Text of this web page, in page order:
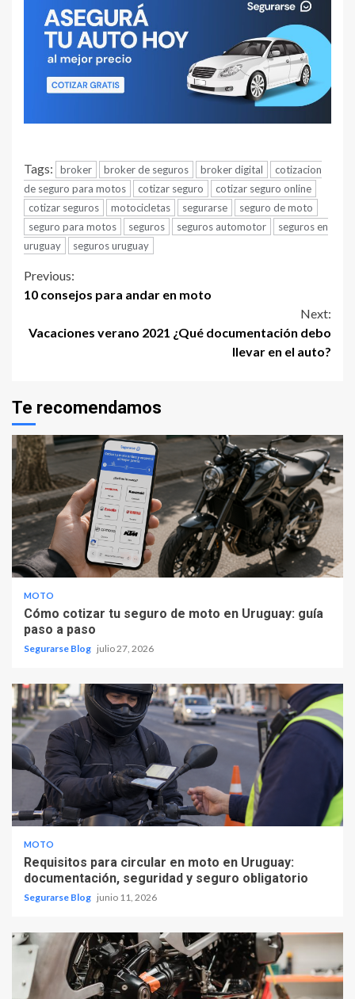
Tags: broker broker de seguros broker digital
cotizacion
de seguro para motos
cotizar seguro
cotizar seguro online
cotizar seguros
motocicletas segurarse
seguro de moto
seguro para motos
seguros seguros automotor
seguros en
uruguay
seguros uruguay
Continue
Reading
Previous:
10 consejos para andar en moto
Next:
Vacaciones verano 2021 ¿Qué documentación debo
llevar en el auto?
Te recomendamos
MOTO
Cómo cotizar tu seguro de moto en Uruguay: guía
paso a paso
Segurarse Blog julio 27, 2026
MOTO
Requisitos para circular en moto en Uruguay:
documentación, seguridad y seguro obligatorio
Segurarse Blog junio 11, 2026